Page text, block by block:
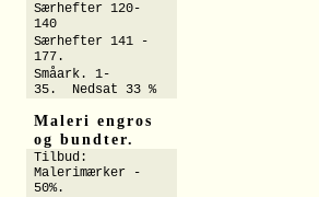
Særhefter 120-
140
Særhefter 141 -
177.
Småark. 1-
35. Nedsat 33 %
Maleri engros
og bundter.
Tilbud:
Malerimærker -
50%.